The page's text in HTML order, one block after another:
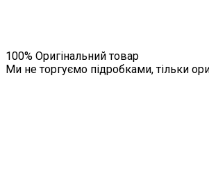
100% Оригінальний товар
Ми не торгуємо підробками, тільки